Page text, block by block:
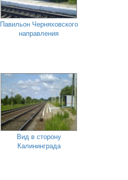
Павильон Черняховского
направления
Вид в сторону
Калининграда